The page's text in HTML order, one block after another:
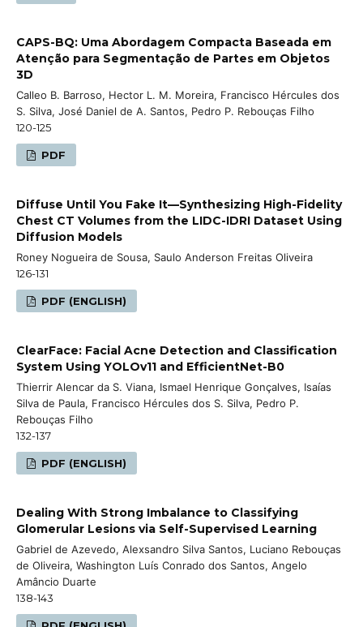
CAPS-BQ: Uma Abordagem Compacta Baseada em
Atenção para Segmentação de Partes em Objetos
3D
Calleo B. Barroso, Hector L. M. Moreira, Francisco Hércules dos
S. Silva, José Daniel de A. Santos, Pedro P. Rebouças Filho
120-125
PDF
Diffuse Until You Fake It—Synthesizing High-Fidelity
Chest CT Volumes from the LIDC-IDRI Dataset Using
Diffusion Models
Roney Nogueira de Sousa, Saulo Anderson Freitas Oliveira
126-131
PDF (ENGLISH)
ClearFace: Facial Acne Detection and Classification
System Using YOLOv11 and EfficientNet-B0
Thierrir Alencar da S. Viana, Ismael Henrique Gonçalves, Isaías
Silva de Paula, Francisco Hércules dos S. Silva, Pedro P.
Rebouças Filho
132-137
PDF (ENGLISH)
Dealing With Strong Imbalance to Classifying
Glomerular Lesions via Self-Supervised Learning
Gabriel de Azevedo, Alexsandro Silva Santos, Luciano Rebouças
de Oliveira, Washington Luís Conrado dos Santos, Angelo
Amâncio Duarte
138-143